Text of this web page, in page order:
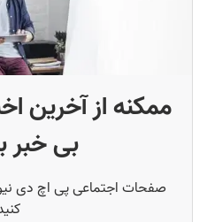
چاپ کتاب برای تقویت رزومه
نمونه پایان نامه تبدیل شده به
ممکنه از آخرین
بی خبر